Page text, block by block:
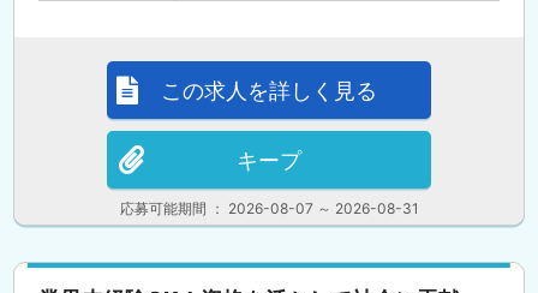
応募可能期間 ： 2026-08-07 ～ 2026-08-31
この求人を詳しく見る
キープ